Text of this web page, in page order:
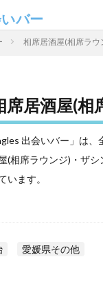
バー
相席居酒屋(相席ラ
席居酒屋(相
出会いバー」は
(相席ラウンジ)・ザ
います。
愛媛県その他